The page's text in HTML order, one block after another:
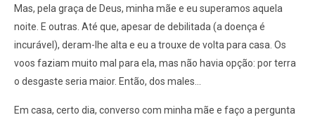
Mas, pela graça de Deus, minha mãe e eu superamos aquela
noite. E outras. Até que, apesar de debilitada (a doença é
incurável), deram-lhe alta e eu a trouxe de volta para casa. Os
voos faziam muito mal para ela, mas não havia opção: por terra
o desgaste seria maior. Então, dos males...
Em casa, certo dia, converso com minha mãe e faço a pergunta